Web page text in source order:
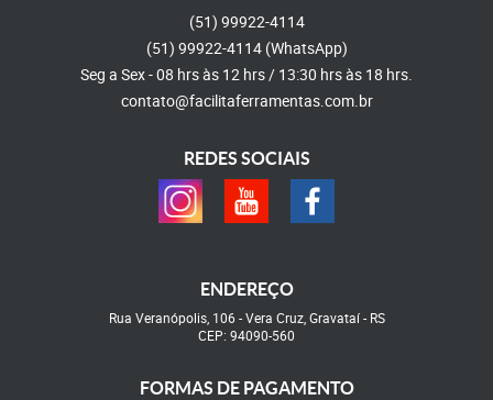
(51) 99922-4114
(51) 99922-4114 (WhatsApp)
Seg a Sex - 08 hrs às 12 hrs / 13:30 hrs às 18 hrs.
contato@facilitaferramentas.com.br
REDES SOCIAIS
ENDEREÇO
Rua Veranópolis, 106 -Vera Cruz, Gravataí- RS
CEP: 94090-560
FORMAS DE PAGAMENTO